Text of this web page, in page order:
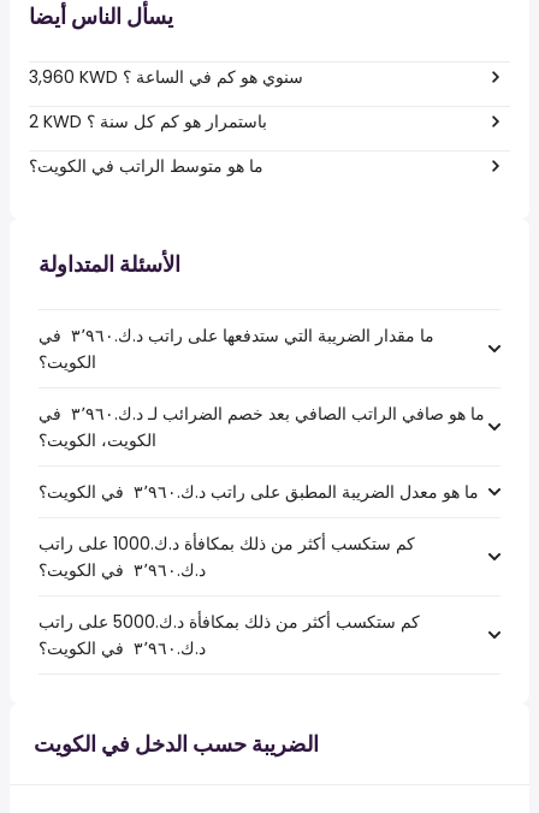
يسأل الناس أيضا
3,960 KWD سنوي هو كم في الساعة ؟
2 KWD باستمرار هو كم كل سنة ؟
ما هو متوسط الراتب في الكويت؟
الأسئلة المتداولة
ما مقدار الضريبة التي ستدفعها على راتب د.ك.‏٣٬٩٦٠ ‏ في
الكويت؟
ما هو صافي الراتب الصافي بعد خصم الضرائب لـ د.ك.‏٣٬٩٦٠ ‏ في
الكويت، الكويت؟
ما هو معدل الضريبة المطبق على راتب د.ك.‏٣٬٩٦٠ ‏ في الكويت؟
كم ستكسب أكثر من ذلك بمكافأة د.ك.1000 على راتب
د.ك.‏٣٬٩٦٠ ‏ في الكويت؟
كم ستكسب أكثر من ذلك بمكافأة د.ك.5000 على راتب
د.ك.‏٣٬٩٦٠ ‏ في الكويت؟
الضريبة حسب الدخل في الكويت